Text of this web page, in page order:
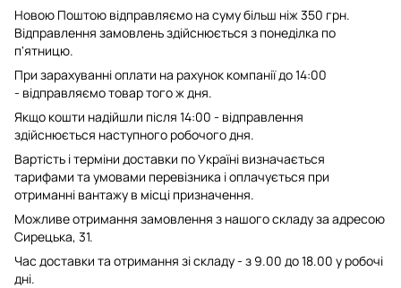
Новою Поштою відправляємо на суму більш ніж 350 грн.
Відправлення замовлень здійснюється з понеділка по
п'ятницю.
При зарахуванні оплати на рахунок компанії до 14:00
- відправляємо товар того ж дня.
Якщо кошти надійшли після 14:00 - відправлення
здійснюється наступного робочого дня.
Вартість і терміни доставки по Україні визначається
тарифами та умовами перевізника і оплачується при
отриманні вантажу в місці призначення.
Можливе отримання замовлення з нашого складу за адресою
Сирецька, 31.
Час доставки та отримання зі складу - з 9.00 до 18.00 у робочі
дні.